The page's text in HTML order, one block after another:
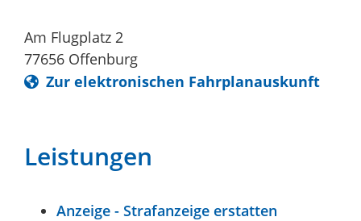
Am Flugplatz 2
77656 Offenburg
Zur elektronischen Fahrplanauskunft
Leistungen
Anzeige - Strafanzeige erstatten